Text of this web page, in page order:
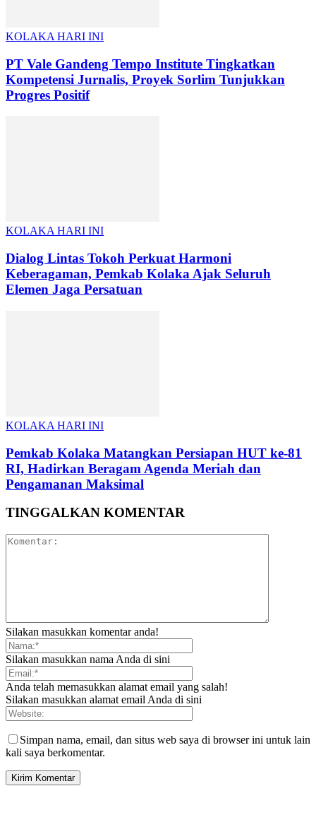
KOLAKA HARI INI
PT Vale Gandeng Tempo Institute Tingkatkan
Kompetensi Jurnalis, Proyek Sorlim Tunjukkan
Progres Positif
KOLAKA HARI INI
Dialog Lintas Tokoh Perkuat Harmoni
Keberagaman, Pemkab Kolaka Ajak Seluruh
Elemen Jaga Persatuan
KOLAKA HARI INI
Pemkab Kolaka Matangkan Persiapan HUT ke-81
RI, Hadirkan Beragam Agenda Meriah dan
Pengamanan Maksimal
TINGGALKAN KOMENTAR
Silakan masukkan komentar anda!
Silakan masukkan nama Anda di sini
Anda telah memasukkan alamat email yang salah!
Silakan masukkan alamat email Anda di sini
Simpan nama, email, dan situs web saya di browser ini untuk lain
kali saya berkomentar.